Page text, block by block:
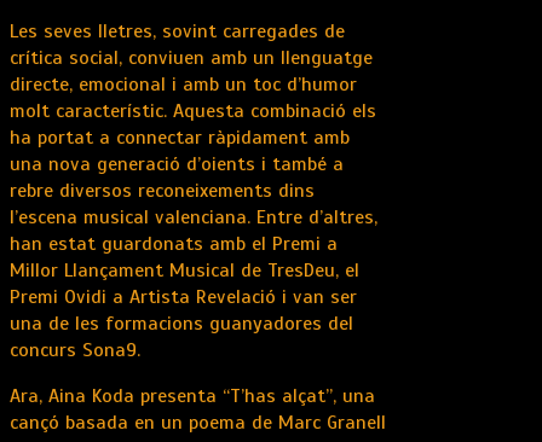
Les seves lletres, sovint carregades de
crítica social, conviuen amb un llenguatge
directe, emocional i amb un toc d’humor
molt característic. Aquesta combinació els
ha portat a connectar ràpidament amb
una nova generació d’oients i també a
rebre diversos reconeixements dins
l’escena musical valenciana. Entre d’altres,
han estat guardonats amb el Premi a
Millor Llançament Musical de TresDeu, el
Premi Ovidi a Artista Revelació i van ser
una de les formacions guanyadores del
concurs Sona9.
Ara, Aina Koda presenta “T’has alçat”, una
cançó basada en un poema de Marc Granell